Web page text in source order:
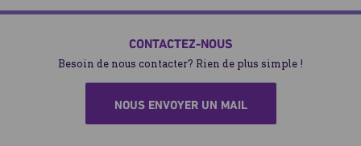
CONTACTEZ-NOUS
Besoin de nous contacter? Rien de plus simple !
NOUS ENVOYER UN MAIL